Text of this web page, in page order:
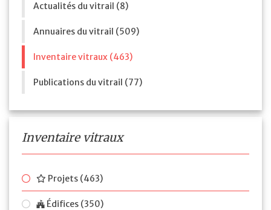
Actualités du vitrail (8)
Annuaires du vitrail (509)
Inventaire vitraux (463)
Publications du vitrail (77)
Inventaire vitraux
Projets (463)
Édifices (350)